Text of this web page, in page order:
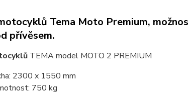
Tema Moto Premium,
přívěsem.
TEMA model MOTO 2 PREMIUM
2300 x 1550 mm
750 kg